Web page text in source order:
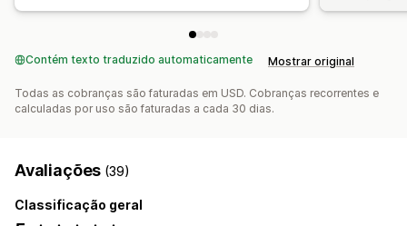
Contém texto traduzido automaticamente Mostrar original
Todas as cobranças são faturadas em USD. Cobranças recorrentes e
calculadas por uso são faturadas a cada 30 dias.
Avaliações (39)
Classificação geral